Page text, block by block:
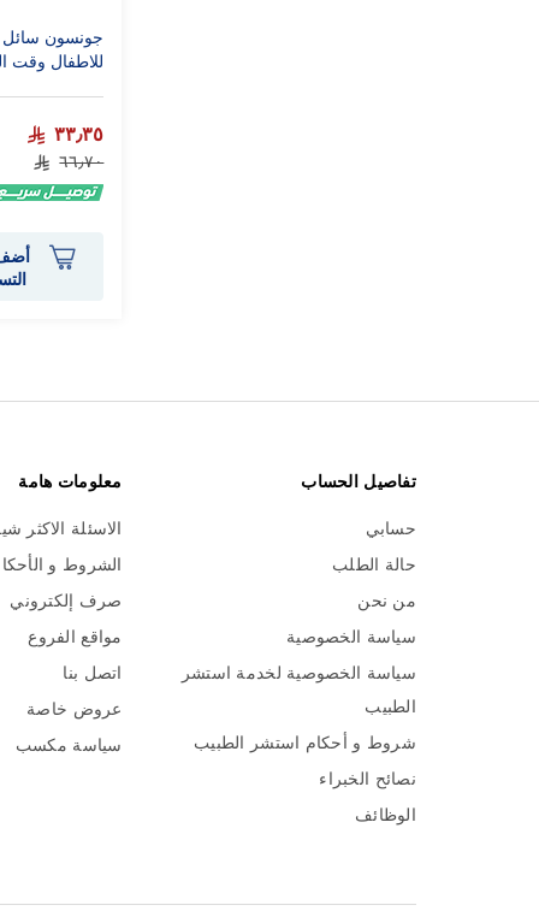
جونسون سائل
للاطفال وقت النوم
٣٣٫٣٥
٦٦٫٧٠
تفاصيل الحساب
حسابي
حالة الطلب
من نحن
سياسة الخصوصية
سياسة الخصوصية لخدمة استشر
الطبيب
شروط و أحكام استشر الطبيب
نصائح الخبراء
الوظائف
معلومات هامة
الاسئلة الاكثر
الشروط و
صرف إلكتروني
مواقع الفروع
اتصل بنا
عروض خاصة
سياسة مكسب